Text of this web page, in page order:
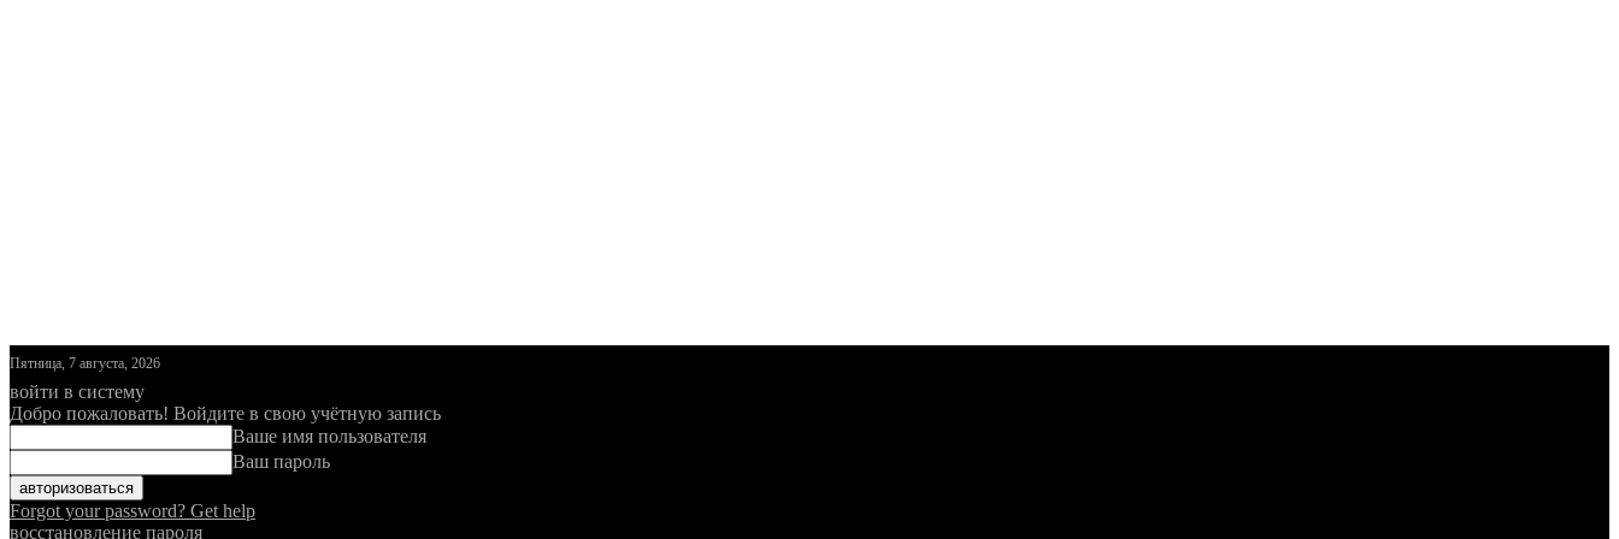
Пятница, 7 августа, 2026
войти в систему
Добро пожаловать! Войдите в свою учётную запись
Ваше имя пользователя
Ваш пароль
Forgot your password? Get help
восстановление пароля